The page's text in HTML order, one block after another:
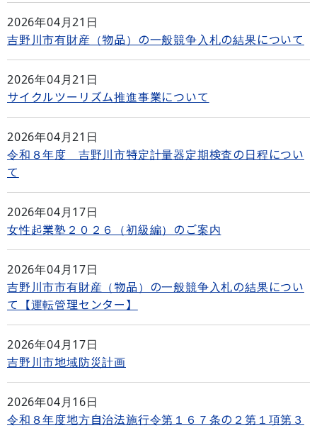
2026年04月21日
吉野川市有財産（物品）の一般競争入札の結果について
2026年04月21日
サイクルツーリズム推進事業について
2026年04月21日
令和８年度 吉野川市特定計量器定期検査の日程につい
て
2026年04月17日
女性起業塾２０２６（初級編）のご案内
2026年04月17日
吉野川市市有財産（物品）の一般競争入札の結果につい
て【運転管理センター】
2026年04月17日
吉野川市地域防災計画
2026年04月16日
令和８年度地方自治法施行令第１６７条の２第１項第３